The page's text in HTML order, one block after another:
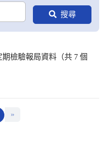
檢驗報局資料（共 7 個
»